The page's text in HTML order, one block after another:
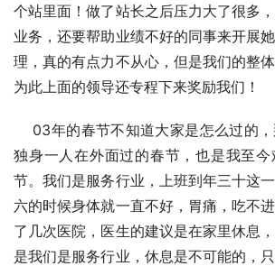
个站里面！做了站长之后压力大了很多
业务，还要帮助业绩不好的同事来开展
理，真的有点力不从心，但是我们的整
为此上面的领导还专程下来奖励我们！
03年的春节不知道大家是怎么过的，
独身一人在外面过的春节，也是我至
节。我们是服务行业，上班到年三十这
六的时候身体就一直不好，胃痛，吃不
了几次医院，医生的建议是在家里休息
是我们是服务行业，休息是不可能的，